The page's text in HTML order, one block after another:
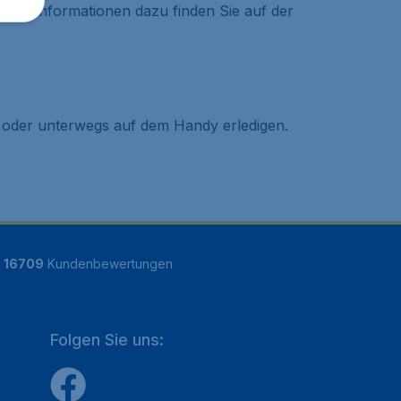
Informationen dazu finden Sie auf der
unterwegs auf dem Handy erledigen.
16709 Kundenbewertungen
Folgen Sie uns: